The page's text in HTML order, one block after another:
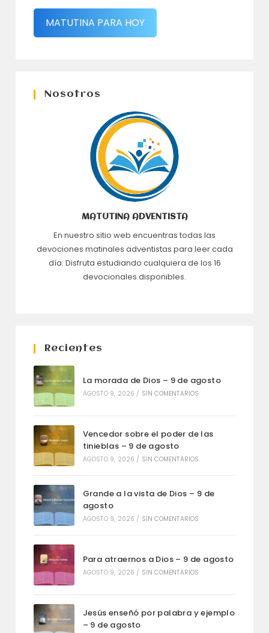
MATUTINA PARA HOY
Nosotros
MATUTINA ADVENTISTA
En nuestro sitio web encuentras todas las
devociones matinales adventistas para leer cada
día. Disfruta estudiando cualquiera de los 16
devocionales disponibles.
Recientes
La morada de Dios – 9 de agosto
AGOSTO 9, 2026 / SIN COMENTARIOS
Vencedor sobre el poder de las
tinieblas – 9 de agosto
AGOSTO 9, 2026 / SIN COMENTARIOS
Grande a la vista de Dios – 9 de
agosto
AGOSTO 9, 2026 / SIN COMENTARIOS
Para atraernos a Dios – 9 de agosto
AGOSTO 9, 2026 / SIN COMENTARIOS
Jesús enseñó por palabra y ejemplo
– 9 de agosto